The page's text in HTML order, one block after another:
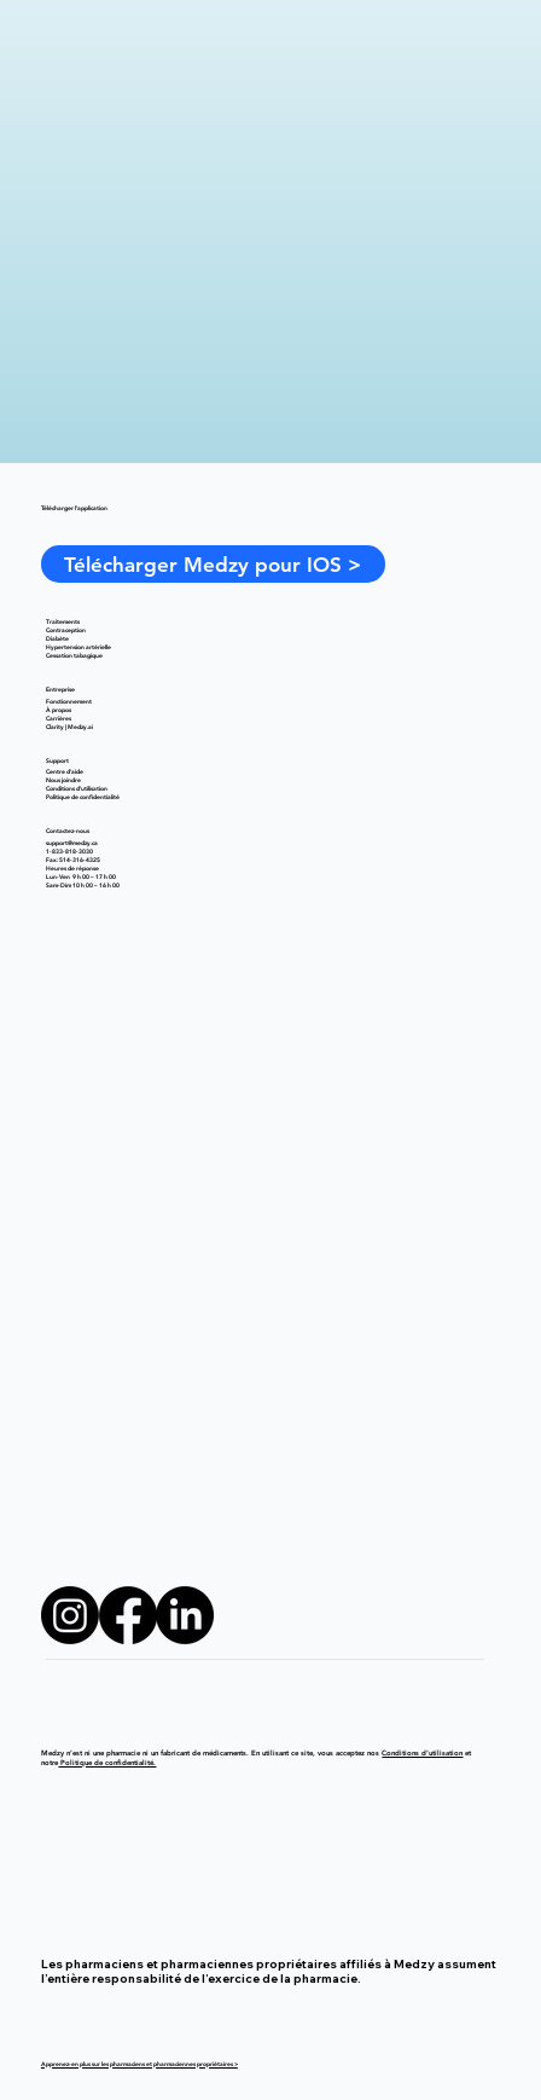
Télécharger l'application
Apprenez-en plus sur les pharmaciens et pharmaciennes propriétaires >
Télécharger Medzy pour IOS >
Traitements
Contraception
Diabète
Hypertension artérielle
Cessation tabagique
Entreprise
Fonctionnement
À propos
Carrières
Clarity | Medzy.ai
Support
Centre d'aide
Nous joindre
Conditions d'utilisation
Politique de confidentialité
Contactez-nous
support@medzy.ca
1-833-818-3030
Fax: 514-316-4325
Heures de réponse
Lun-Ven 9 h 00 – 17 h 00
Sam-Dim 10 h 00 – 16 h 00
Les pharmaciens et pharmaciennes propriétaires affiliés à Medzy assument
l’entière responsabilité de l’exercice de la pharmacie.
Medzy n’est ni une pharmacie ni un fabricant de médicaments. En utilisant ce site, vous acceptez nosConditions d’utilisation et
notrePolitique de confidentialité.